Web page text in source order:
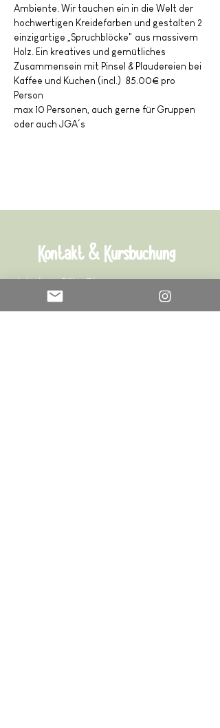
Ambiente. Wir tauchen ein in die Welt der
hochwertigen Kreidefarben und gestalten 2
einzigartige „Spruchblöcke" aus massivem
Holz. Ein kreatives und gemütliches
Zusammensein mit Pinsel & Plaudereien bei
Kaffee und Kuchen (incl.)  85.00€ pro
Person
max 10 Personen, auch gerne für Gruppen
oder auch JGA‘s
Kontakt & Kursbuchung
Inhaber: Silke Blennemann
Rünther Heide 11
59192 Bergkamen